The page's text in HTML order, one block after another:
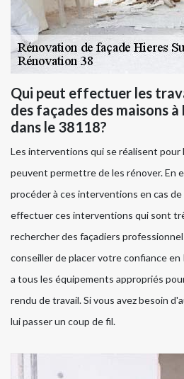
Qui peut effectuer les
des façades des maisons
dans le 38118?
Les interventions qui se réalisent pour
peuvent permettre de les rénover. En
procéder à ces interventions en cas
effectuer ces interventions qui sont
rechercher des façadiers
conseiller de placer votre confiance en
a tous les équipements appropriés
rendu de travail. Si vous avez besoin
lui passer un coup de fil.